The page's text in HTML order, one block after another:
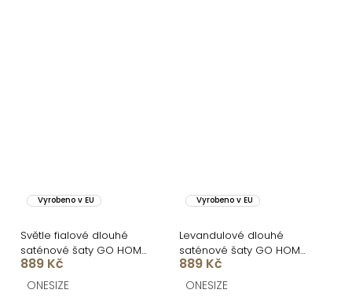
Vyrobeno v EU
Světle fialové dlouhé
saténové šaty GO HOME
s rozparkem
889 Kč
ONESIZE
Vyrobeno v EU
Levandulové dlouhé
saténové šaty GO HOME
s krátkým rukávem
889 Kč
ONESIZE